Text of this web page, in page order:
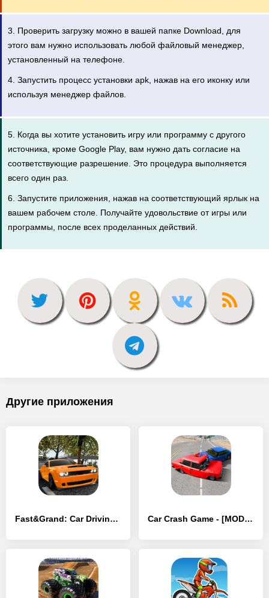
3. Проверить загрузку можно в вашей папке Download, для
этого вам нужно использовать любой файловый менеджер,
установленный на телефоне.
4. Запустить процесс установки apk, нажав на его иконку или
используя менеджер файлов.
5. Когда вы хотите установить игру или программу с другого
источника, кроме Google Play, вам нужно дать согласие на
соответствующие разрешение. Это процедура выполняется
всего один раз.
6. Запустите приложения, нажав на соответствующий ярлык на
вашем рабочем столе. Получайте удовольствие от игры или
программы, после всех проделанных действий.
Другие приложения
Fast&Grand: Car Driving Game - [MOD Бесконечные монеты] Car Crash Game - [MOD Бесконечные монеты]